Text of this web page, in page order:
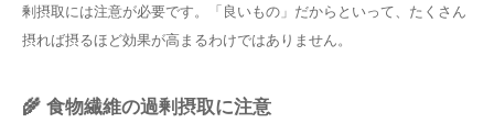
剰摂取には注意が必要です。「良いもの」だからといって、たくさん
摂れば摂るほど効果が高まるわけではありません。
🌾 食物繊維の過剰摂取に注意